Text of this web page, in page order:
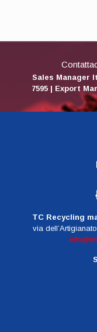
Sales Manager
7595 | Export
TC Recycling
via